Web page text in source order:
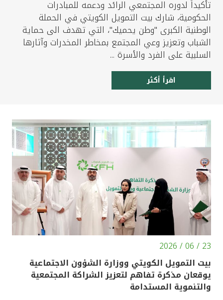
تأكيداً لدوره المجتمعي الرائد ودعمه للمبادرات
الحكومية، شارك بيت التمويل الكويتي في الحملة
الوطنية الكبرى "وطن يحميك"، التي تهدف الى حماية
الشباب وتعزيز وعي المجتمع بمخاطر المخدرات وآثارها
السلبية على الفرد والأسرة ...
اقرأ أكثر
23 / 06 / 2026
بيت التمويل الكويتي ووزارة الشؤون الاجتماعية
يوقعان مذكرة تفاهم لتعزيز الشراكة المجتمعية
والتنموية المستدامة